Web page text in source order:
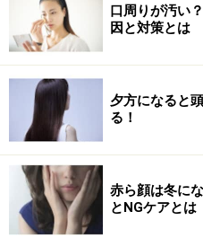
口周りが汚い
因と対策とは
夕方になると
る！
赤ら顔は冬に
とNGケアとは